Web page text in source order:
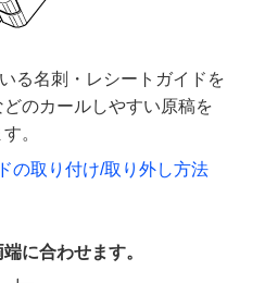
る名刺・レシートガイドを
のカールしやすい原稿を
。
の取り付け/取り外し方法
に合わせます。